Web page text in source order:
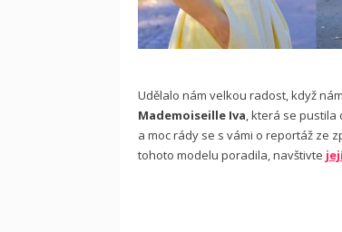
Udělalo nám velkou radost, když
Mademoiseille Iva, která se pustila
a moc rády se s vámi o reportáž ze
tohoto modelu poradila, navštivte